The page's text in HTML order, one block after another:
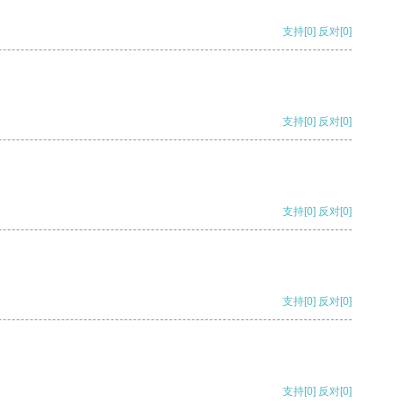
支持[0] 反对[0]
支持[0] 反对[0]
支持[0] 反对[0]
支持[0] 反对[0]
支持[0] 反对[0]